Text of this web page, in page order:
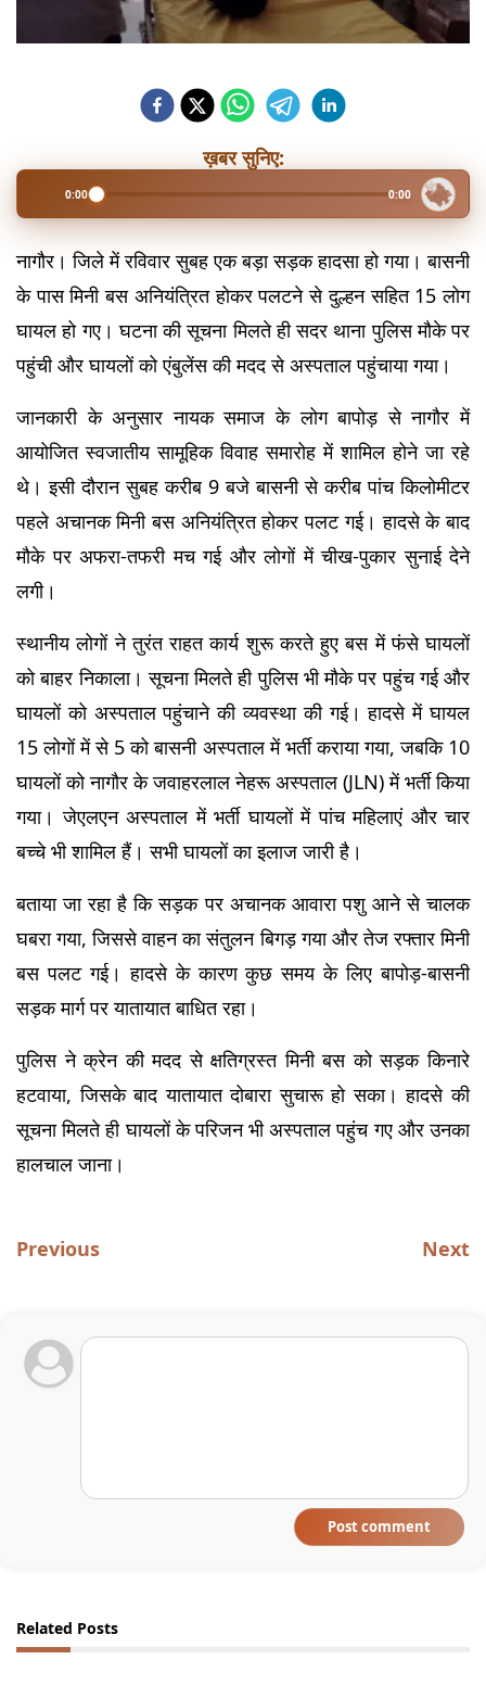
ख़बर सुनिए:
0:00 0:00
नागौर। जिले में रविवार सुबह एक बड़ा सड़क हादसा हो गया। बासनी
के पास मिनी बस अनियंत्रित होकर पलटने से दुल्हन सहित 15 लोग
घायल हो गए। घटना की सूचना मिलते ही सदर थाना पुलिस मौके पर
पहुंची और घायलों को एंबुलेंस की मदद से अस्पताल पहुंचाया गया।
जानकारी के अनुसार नायक समाज के लोग बापोड़ से नागौर में
आयोजित स्वजातीय सामूहिक विवाह समारोह में शामिल होने जा रहे
थे। इसी दौरान सुबह करीब 9 बजे बासनी से करीब पांच किलोमीटर
पहले अचानक मिनी बस अनियंत्रित होकर पलट गई। हादसे के बाद
मौके पर अफरा-तफरी मच गई और लोगों में चीख-पुकार सुनाई देने
लगी।
स्थानीय लोगों ने तुरंत राहत कार्य शुरू करते हुए बस में फंसे घायलों
को बाहर निकाला। सूचना मिलते ही पुलिस भी मौके पर पहुंच गई और
घायलों को अस्पताल पहुंचाने की व्यवस्था की गई। हादसे में घायल
15 लोगों में से 5 को बासनी अस्पताल में भर्ती कराया गया, जबकि 10
घायलों को नागौर के जवाहरलाल नेहरू अस्पताल (JLN) में भर्ती किया
गया। जेएलएन अस्पताल में भर्ती घायलों में पांच महिलाएं और चार
बच्चे भी शामिल हैं। सभी घायलों का इलाज जारी है।
बताया जा रहा है कि सड़क पर अचानक आवारा पशु आने से चालक
घबरा गया, जिससे वाहन का संतुलन बिगड़ गया और तेज रफ्तार मिनी
बस पलट गई। हादसे के कारण कुछ समय के लिए बापोड़-बासनी
सड़क मार्ग पर यातायात बाधित रहा।
पुलिस ने क्रेन की मदद से क्षतिग्रस्त मिनी बस को सड़क किनारे
हटवाया, जिसके बाद यातायात दोबारा सुचारू हो सका। हादसे की
सूचना मिलते ही घायलों के परिजन भी अस्पताल पहुंच गए और उनका
हालचाल जाना।
Previous Next
Post comment
Related Posts